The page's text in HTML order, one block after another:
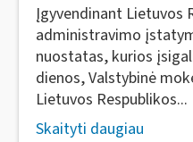
Įgyvendinant Lietuvos
administravimo
nuostatas, kurios
dienos, Valstybinė
Lietuvos Respublikos...
Skaityti daugiau